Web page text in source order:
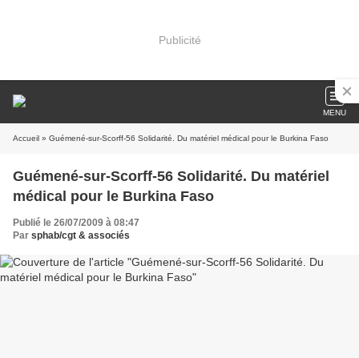
Publicité
MENU
Accueil » Guémené-sur-Scorff-56 Solidarité. Du matériel médical pour le Burkina Faso
Guémené-sur-Scorff-56 Solidarité. Du matériel
médical pour le Burkina Faso
Publié le 26/07/2009 à 08:47
Par sphab/cgt & associés